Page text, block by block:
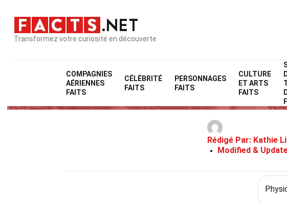
Transformez votre curiosité en découverte
COMPAGNIES
AÉRIENNES
FAITS
CÉLÉBRITÉ
FAITS
PERSONNAGES
FAITS
CULTURE
ET ARTS
FAITS
34
Rédigé Par: Kathie
Modified &